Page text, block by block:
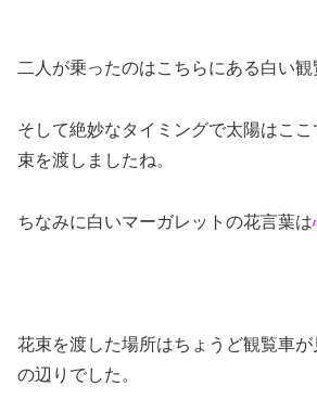
二人が乗ったのはこちらにある白い観
そして絶妙なタイミングで太陽はこ
束を渡しましたね。
ちなみに白いマーガレットの花言葉は
花束を渡した場所はちょうど観覧車
の辺りでした。